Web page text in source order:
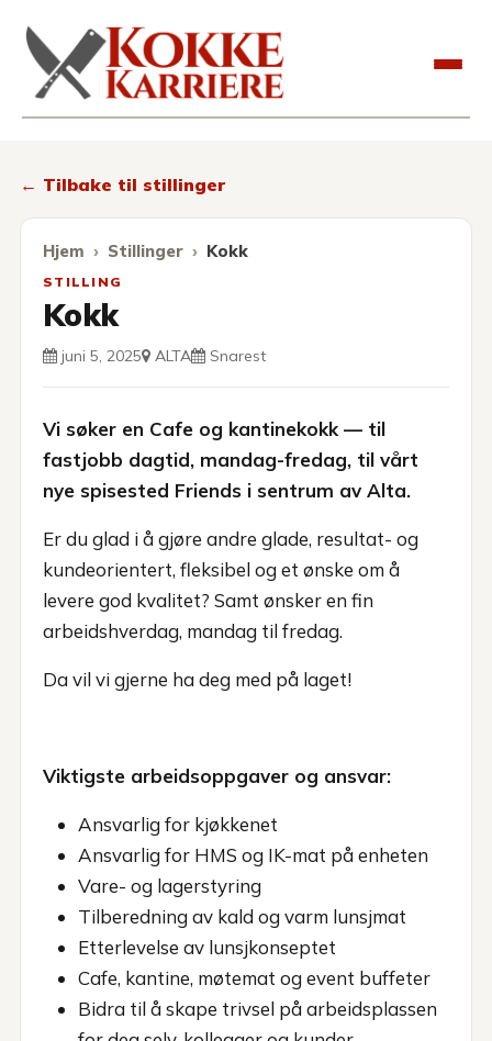
Kokkekarriere
← Tilbake til stillinger
Hjem Stillinger Kokk
STILLING
Kokk
juni 5, 2025 ALTA Snarest
Vi søker en Cafe og kantinekokk — til
fastjobb dagtid, mandag-fredag, til vårt
nye spisested Friends i sentrum av Alta.
Er du glad i å gjøre andre glade, resultat- og
kundeorientert, fleksibel og et ønske om å
levere god kvalitet? Samt ønsker en fin
arbeidshverdag, mandag til fredag.
Da vil vi gjerne ha deg med på laget!
Viktigste arbeidsoppgaver og ansvar:
Ansvarlig for kjøkkenet
Ansvarlig for HMS og IK-mat på enheten
Vare- og lagerstyring
Tilberedning av kald og varm lunsjmat
Etterlevelse av lunsjkonseptet
Cafe, kantine, møtemat og event buffeter
Bidra til å skape trivsel på arbeidsplassen